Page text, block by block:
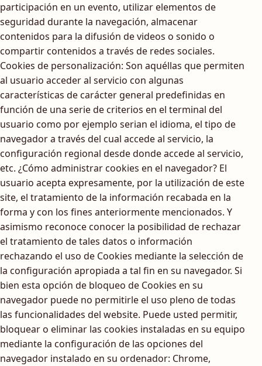
participación en un evento, utilizar elementos de
seguridad durante la navegación, almacenar
contenidos para la difusión de videos o sonido o
compartir contenidos a través de redes sociales.
Cookies de personalización: Son aquéllas que permiten
al usuario acceder al servicio con algunas
características de carácter general predefinidas en
función de una serie de criterios en el terminal del
usuario como por ejemplo serian el idioma, el tipo de
navegador a través del cual accede al servicio, la
configuración regional desde donde accede al servicio,
etc. ¿Cómo administrar cookies en el navegador? El
usuario acepta expresamente, por la utilización de este
site, el tratamiento de la información recabada en la
forma y con los fines anteriormente mencionados. Y
asimismo reconoce conocer la posibilidad de rechazar
el tratamiento de tales datos o información
rechazando el uso de Cookies mediante la selección de
la configuración apropiada a tal fin en su navegador. Si
bien esta opción de bloqueo de Cookies en su
navegador puede no permitirle el uso pleno de todas
las funcionalidades del website. Puede usted permitir,
bloquear o eliminar las cookies instaladas en su equipo
mediante la configuración de las opciones del
navegador instalado en su ordenador: Chrome,